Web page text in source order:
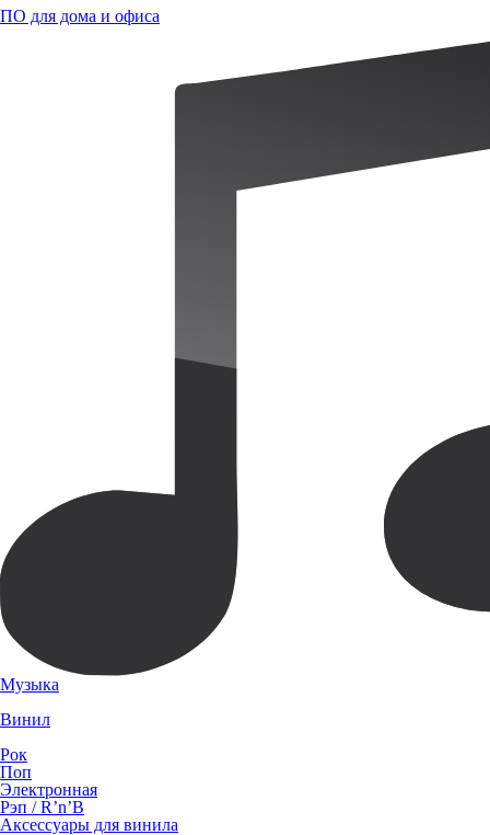
ПО для дома и офиса
Музыка
Винил
Рок
Поп
Электронная
Рэп / R’n’B
Аксессуары для винила